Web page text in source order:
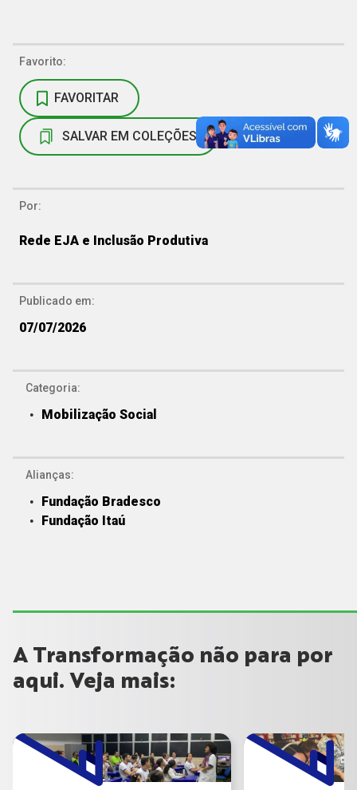
Favorito:
FAVORITAR
SALVAR EM COLEÇÕES
Por:
Rede EJA e Inclusão Produtiva
Publicado em:
07/07/2026
Categoria:
Mobilização Social
Alianças:
Fundação Bradesco
Fundação Itaú
A Transformação não para por
aqui. Veja mais: